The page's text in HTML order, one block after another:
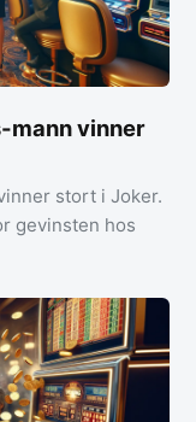
mann vinner
stort i Joker.
gevinsten hos